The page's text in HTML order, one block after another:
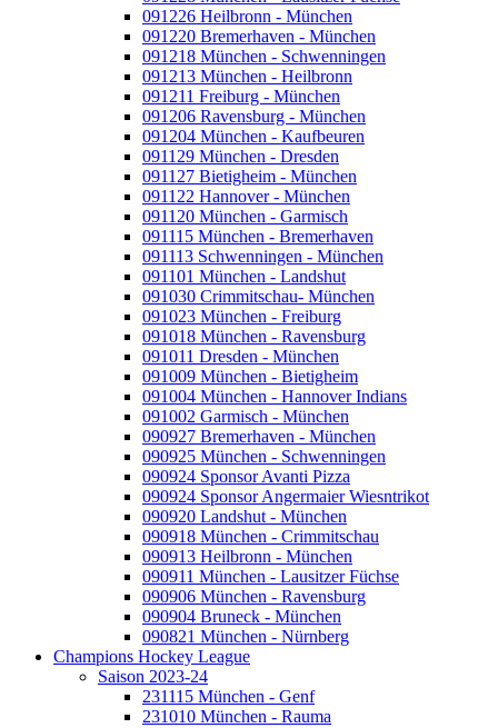
091226 Heilbronn - München
091220 Bremerhaven - München
091218 München - Schwenningen
091213 München - Heilbronn
091211 Freiburg - München
091206 Ravensburg - München
091204 München - Kaufbeuren
091129 München - Dresden
091127 Bietigheim - München
091122 Hannover - München
091120 München - Garmisch
091115 München - Bremerhaven
091113 Schwenningen - München
091101 München - Landshut
091030 Crimmitschau- München
091023 München - Freiburg
091018 München - Ravensburg
091011 Dresden - München
091009 München - Bietigheim
091004 München - Hannover Indians
091002 Garmisch - München
090927 Bremerhaven - München
090925 München - Schwenningen
090924 Sponsor Avanti Pizza
090924 Sponsor Angermaier Wiesntrikot
090920 Landshut - München
090918 München - Crimmitschau
090913 Heilbronn - München
090911 München - Lausitzer Füchse
090906 München - Ravensburg
090904 Bruneck - München
090821 München - Nürnberg
Champions Hockey League
Saison 2023-24
231115 München - Genf
231010 München - Rauma